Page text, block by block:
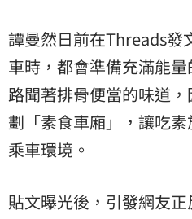
譚曼然日前在Threads發
車時，都會準備充滿能
路聞著排骨便當的味道
劃「素食車廂」，讓吃
乘車環境。
貼文曝光後，引發網友